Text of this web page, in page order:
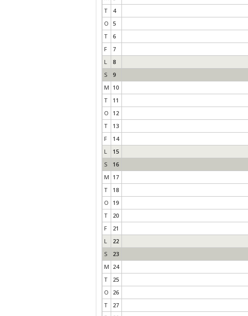
T
4
O 5
T
6
F
7
L
8
S
9
M 10
T
11
O
12
T
13
F
14
L
15
S
16
M 17
T
18
O
19
T
20
F
21
L
22
S
23
M 24
T
25
O
26
T
27